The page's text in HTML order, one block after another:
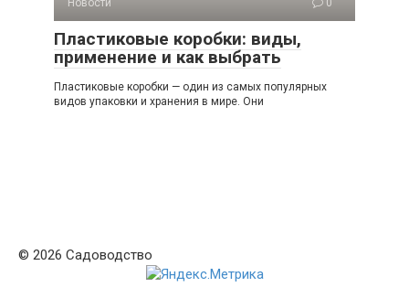
Новости 0
Пластиковые коробки: виды,
применение и как выбрать
Пластиковые коробки — один из самых популярных
видов упаковки и хранения в мире. Они
© 2026 Садоводство